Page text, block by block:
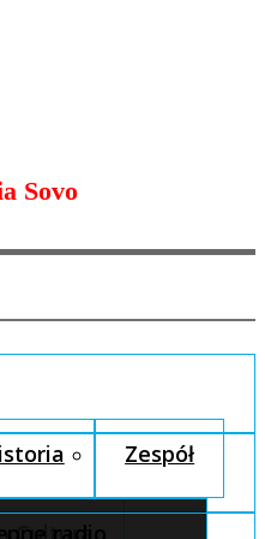
Sovo
Zespół
Cultura
radio